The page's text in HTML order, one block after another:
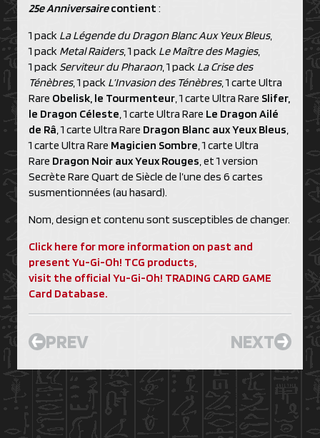
25e Anniversairecontient :
1 pack La Légende du Dragon Blanc Aux Yeux Bleus,
1 pack Metal Raiders, 1 pack Le Maître des Magies,
1 packServiteur du Pharaon, 1 pack La Crise des
Ténèbres, 1 pack L’Invasion des Ténèbres, 1 carte Ultra
Rare Obelisk, le Tourmenteur, 1 carte Ultra Rare Slifer,
le Dragon Céleste, 1 carte Ultra Rare Le Dragon Ailé
de Râ, 1 carte Ultra Rare Dragon Blanc aux Yeux Bleus,
1 carte Ultra Rare Magicien Sombre, 1 carte Ultra
Rare Dragon Noir aux Yeux Rouges, et 1 version
Secrète Rare Quart de Siècle de l’une des 6 cartes
susmentionnées (au hasard).
Nom, design et contenu sont susceptibles de changer.
Click here for more information on past and
present Yu-Gi-Oh! TCG products,
visit the official Yu-Gi-Oh! TRADING CARD GAME
Card Database.
PREV NEXT